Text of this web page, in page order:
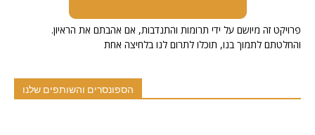
.פרויקט זה מיושם על ידי תרומות והתנדבות, אם אהבתם את הראיון
והחלטתם לתמוך בנו, תוכלו לתרום לנו בלחיצה אחת
הספונסרים והשותפים שלנו